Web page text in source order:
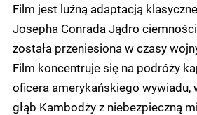
Film jest luźną adaptacją
Josepha Conrada Jądro
została przeniesiona w czasy
Film koncentruje się na podróży
oficera amerykańskiego wywiadu,
głąb Kambodży z niebezpieczną